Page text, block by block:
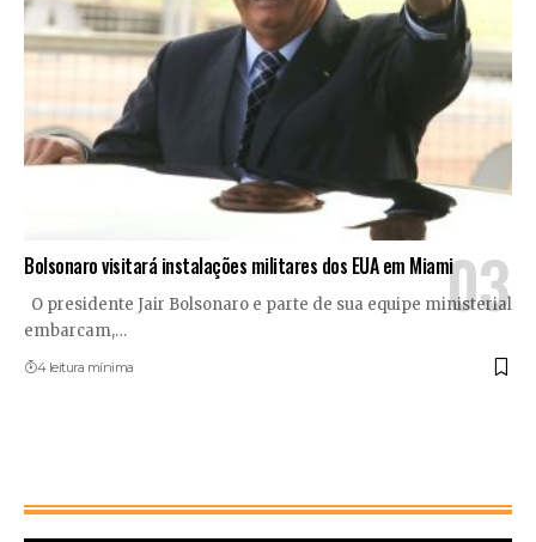
Bolsonaro visitará instalações militares dos EUA em Miami
O presidente Jair Bolsonaro e parte de sua equipe ministerial
embarcam,…
4 leitura mínima